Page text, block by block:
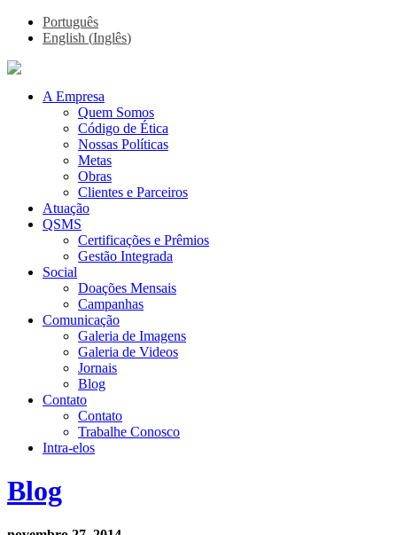
Português
English (Inglês)
A Empresa
Quem Somos
Código de Ética
Nossas Políticas
Metas
Obras
Clientes e Parceiros
Atuação
QSMS
Certificações e Prêmios
Gestão Integrada
Social
Doações Mensais
Campanhas
Comunicação
Galeria de Imagens
Galeria de Videos
Jornais
Blog
Contato
Contato
Trabalhe Conosco
Intra-elos
Blog